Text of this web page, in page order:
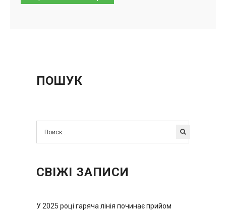
ПОШУК
СВІЖІ ЗАПИСИ
У 2025 році гаряча лінія починає прийом